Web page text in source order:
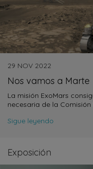
29 NOV 2022
Nos vamos a Marte
La misión ExoMars
necesaria de la
Sigue leyendo
Exposición